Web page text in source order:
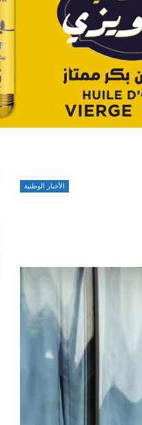
الأخبار الوطنية